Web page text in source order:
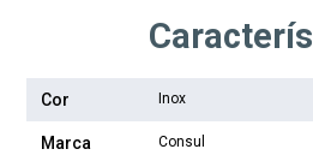
Cor Inox
Marca Consul